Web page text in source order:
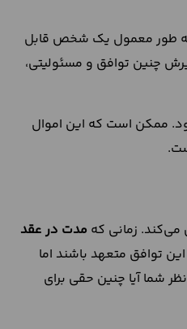
طور معمول یک شخص قابل
چنین توافق و مسئولیتی،
ممکن است که این اموال
می‌کند. زمانی که مدت در عقد
توافق متعهد باشند اما
شما آیا چنین حقی برای